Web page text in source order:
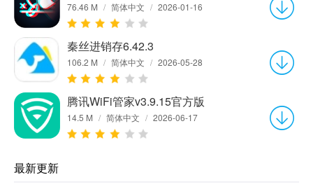
76.46 M / 简体中文 / 2026-01-16
秦丝进销存6.42.3
106.2 M / 简体中文 / 2026-05-28
腾讯WiFi管家v3.9.15官方版
14.5 M / 简体中文 / 2026-06-17
最新更新